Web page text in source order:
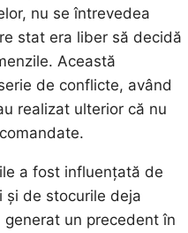
nu se întrevedea
stat era liber să decidă
Această
de conflicte, având
realizat ulterior că nu
a fost influențată de
și de stocurile deja
un precedent în